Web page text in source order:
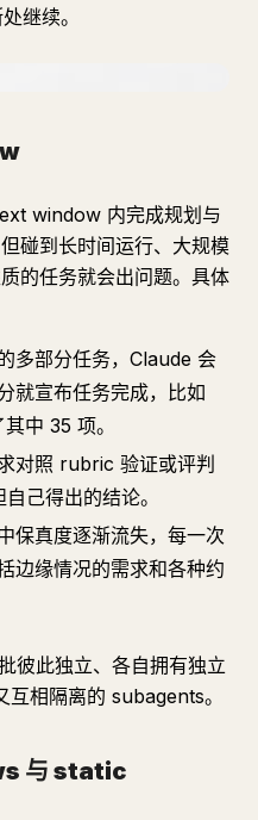
继续。
window 内完成规划与
碰到长时间运行、大规模
的任务就会出问题。具体
多部分任务，Claude 会
就宣布任务完成，比如
中 35 项。
对照 rubric 验证或评判
己得出的结论。
保真度逐渐流失，每一次
边缘情况的需求和各种约
彼此独立、各自拥有独立
相隔离的 subagents。
与 static